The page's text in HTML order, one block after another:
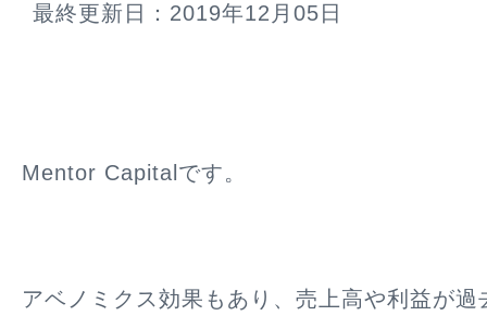
最終更新日：2019年12月05日
Mentor Capitalです。
アベノミクス効果もあり、売上高や利益が